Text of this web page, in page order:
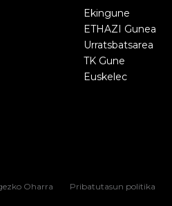
Ekingune
ETHAZI Gunea
Urratsbatsarea
TK Gune
Euskelec
Oharra Pribatutasun politika